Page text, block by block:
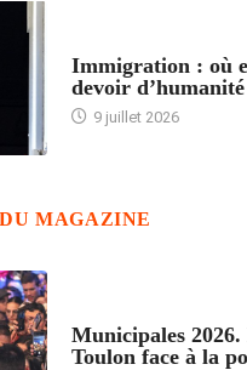
Immigration : où
devoir d’humanité
9 juillet 2026
MAGAZINE
Municipales
Toulon face à la